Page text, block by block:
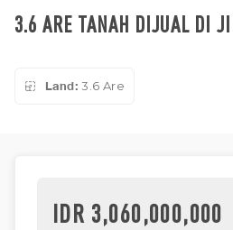
3.6 ARE TANAH DIJUAL DI
Land: 3.6 Are
IDR 3,060,000,000